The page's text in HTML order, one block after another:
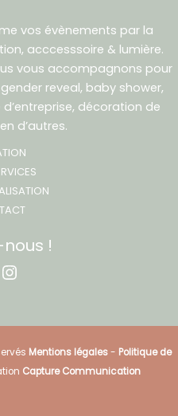
vos évènements par la
acccesssoire & lumière.
vous accompagnons pour
reveal, baby shower,
d’entreprise, décoration de
d’autres.
!
Instagram
Mentions légales- Politique de
Capture Communication